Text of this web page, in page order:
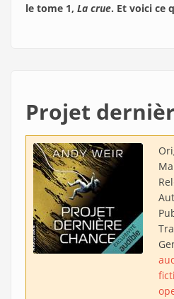
le tome 1, La crue. Et voici ce
Projet